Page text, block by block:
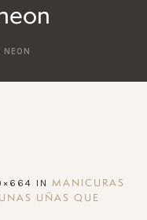
NEON
IN MANICURAS
UÑAS QUE